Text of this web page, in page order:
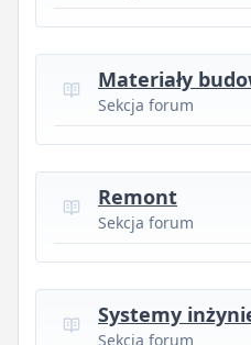
Materiały
Sekcja forum
Remont
Sekcja forum
Systemy
Sekcja forum